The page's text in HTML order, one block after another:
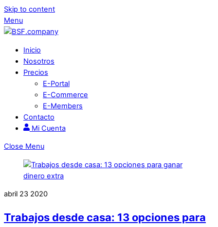
Skip to content
Menu
Inicio
Nosotros
Precios
E-Portal
E-Commerce
E-Members
Contacto
Mi Cuenta
Close Menu
abril 23 2020
Trabajos desde casa: 13 opciones para